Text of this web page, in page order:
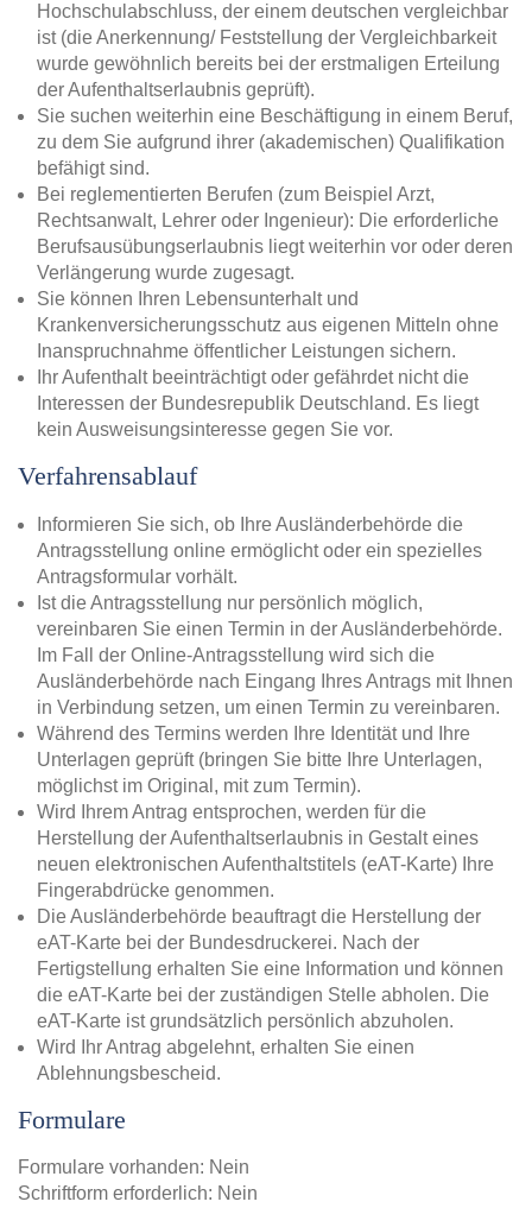
Hochschulabschluss, der einem deutschen vergleichbar
ist (die Anerkennung/ Feststellung der Vergleichbarkeit
wurde gewöhnlich bereits bei der erstmaligen Erteilung
der Aufenthaltserlaubnis geprüft).
Sie suchen weiterhin eine Beschäftigung in einem Beruf,
zu dem Sie aufgrund ihrer (akademischen) Qualifikation
befähigt sind.
Bei reglementierten Berufen (zum Beispiel Arzt,
Rechtsanwalt, Lehrer oder Ingenieur): Die erforderliche
Berufsausübungserlaubnis liegt weiterhin vor oder deren
Verlängerung wurde zugesagt.
Sie können Ihren Lebensunterhalt und
Krankenversicherungsschutz aus eigenen Mitteln ohne
Inanspruchnahme öffentlicher Leistungen sichern.
Ihr Aufenthalt beeinträchtigt oder gefährdet nicht die
Interessen der Bundesrepublik Deutschland. Es liegt
kein Ausweisungsinteresse gegen Sie vor.
Verfahrensablauf
Informieren Sie sich, ob Ihre Ausländerbehörde die
Antragsstellung online ermöglicht oder ein spezielles
Antragsformular vorhält.
Ist die Antragsstellung nur persönlich möglich,
vereinbaren Sie einen Termin in der Ausländerbehörde.
Im Fall der Online-Antragsstellung wird sich die
Ausländerbehörde nach Eingang Ihres Antrags mit Ihnen
in Verbindung setzen, um einen Termin zu vereinbaren.
Während des Termins werden Ihre Identität und Ihre
Unterlagen geprüft (bringen Sie bitte Ihre Unterlagen,
möglichst im Original, mit zum Termin).
Wird Ihrem Antrag entsprochen, werden für die
Herstellung der Aufenthaltserlaubnis in Gestalt eines
neuen elektronischen Aufenthaltstitels (eAT-Karte) Ihre
Fingerabdrücke genommen.
Die Ausländerbehörde beauftragt die Herstellung der
eAT-Karte bei der Bundesdruckerei. Nach der
Fertigstellung erhalten Sie eine Information und können
die eAT-Karte bei der zuständigen Stelle abholen. Die
eAT-Karte ist grundsätzlich persönlich abzuholen.
Wird Ihr Antrag abgelehnt, erhalten Sie einen
Ablehnungsbescheid.
Formulare
Formulare vorhanden: Nein
Schriftform erforderlich: Nein